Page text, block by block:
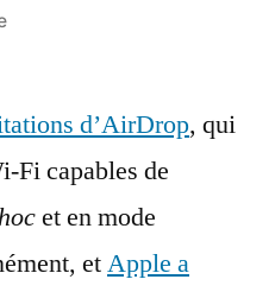
sur
Apple
la
liste
des
d’AirDrop, qui
Fi capables de
et en mode
etApple a